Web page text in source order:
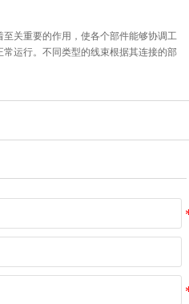
关重要的作用，使各个部件能够协调工
运行。不同类型的线束根据其连接的部